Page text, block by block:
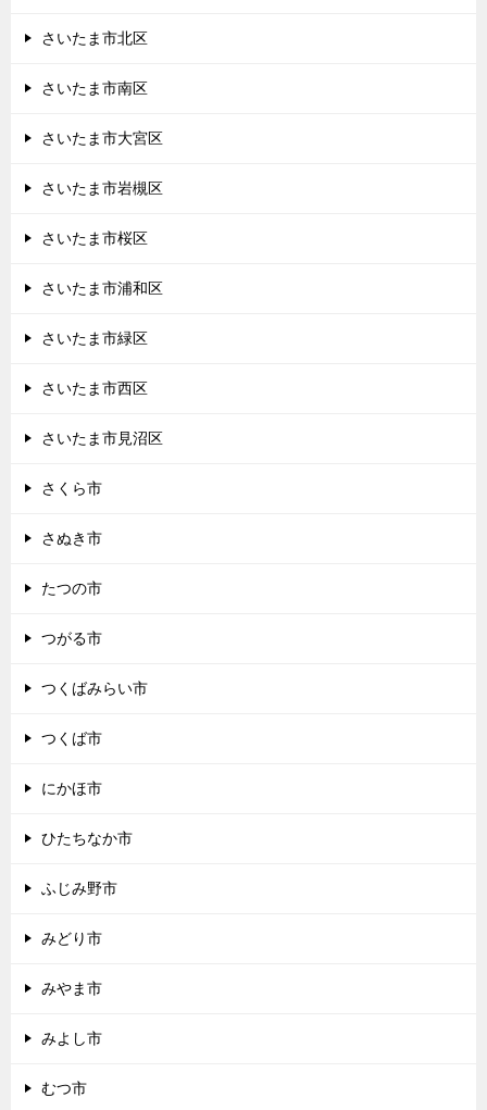
さいたま市北区
さいたま市南区
さいたま市大宮区
さいたま市岩槻区
さいたま市桜区
さいたま市浦和区
さいたま市緑区
さいたま市西区
さいたま市見沼区
さくら市
さぬき市
たつの市
つがる市
つくばみらい市
つくば市
にかほ市
ひたちなか市
ふじみ野市
みどり市
みやま市
みよし市
むつ市